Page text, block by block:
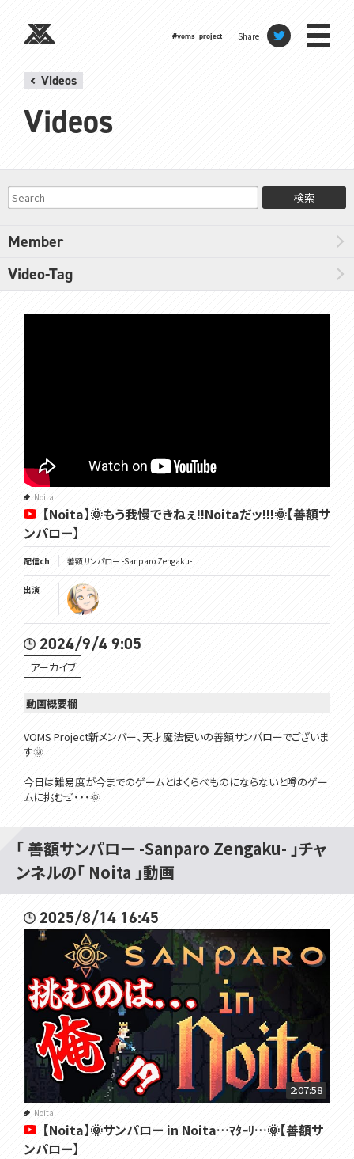
#voms_project Share
Videos
Videos
検索
Member
Video-Tag
Noita
【Noita】🌞もう我慢できねぇ!!Noitaだッ!!!🌞【善額サ
ンパロー】
配信ch 善額サンパロー -Sanparo Zengaku-
出演
2024/9/4 9:05
アーカイブ
動画概要欄
VOMS Project新メンバー、天才魔法使いの善額サンパローでございま
す🌞
今日は難易度が今までのゲームとはくらべものにならないと噂のゲー
ムに挑むぜ・・・🌞
太陽みたいな魔法があればいいなーーーーッ!!!!
さらなる探求の先へ。
最強の杖と魔法学の勉学。
そのすべてに迫る。
地獄なのか天国となるか、善額サンパローの新企画。
『Noitaの完全クリア』開幕。
※注意※
クリア完了!!新しい要素に挑戦していくのでアドバイスいっぱいしてくれ
てオッケーです🌞
いっぱい応援する事。
指示する時は🌞を付ける事。
以上、おわりッ!!!
https://youtu.be/rJQpoZ0XsVE?si=ecTijyG76gijMYy_
━━━━━━━━━━━━━━━━━━━━━━━━━━━━━
━━━━━━
「 善額サンパロー -Sanparo Zengaku- 」チャ
ンネルの「 Noita 」動画
2025/8/14 16:45
2:07:58
Noita
【Noita】🌞サンパロー in Noita…ﾏﾀｰﾘ…🌞【善額サ
ンパロー】